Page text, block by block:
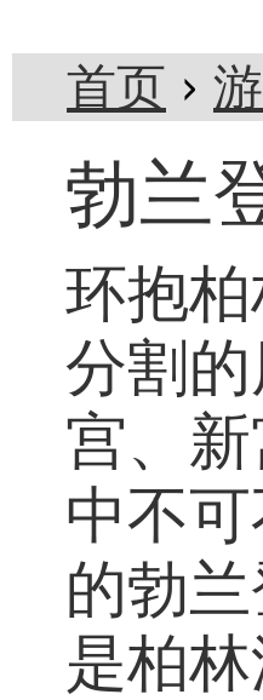
首页 ›
勃兰
环抱
分割
宫、
中不
的勃
是柏